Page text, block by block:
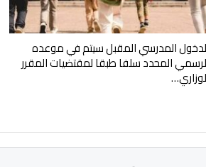
المدرسي المقبل سیتم في موعده
المحدد سلفا طبقا لمقتضیات المقرر